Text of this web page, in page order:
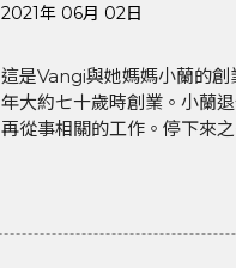
2021年 06月 02日
這是Vangi與她媽媽小蘭的創業故事。 偶然發現創業的機會 小蘭是Vangi的媽
年大約七十歲時創業。小蘭
再從事相關的工作。停下來